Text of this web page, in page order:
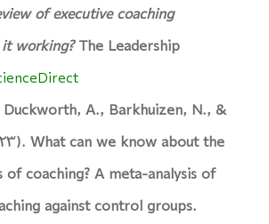
of executive coaching
working?The Leadership
Duckworth, A., Barkhuizen, N., &
What can we know about the
coaching? A meta-analysis of
against control groups.